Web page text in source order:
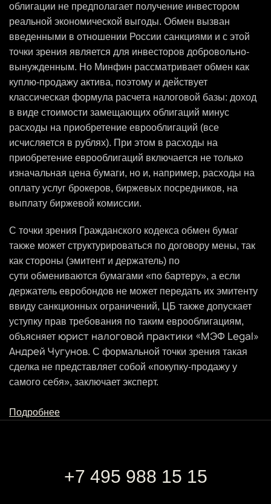
облигации не предполагает получение инвестором
реальной экономической выгоды. Обмен вызван
введенными в отношении России санкциями и с этой
точки зрения является для инвесторов добровольно-
вынужденным. Но Минфин рассматривает обмен как
куплю-продажу актива, поэтому и действует
классическая формула расчета налоговой базы: доход
в виде стоимости замещающих облигаций минус
расходы на приобретение еврооблигаций (все
исчисляется в рублях). При этом в расходы на
приобретение еврооблигаций включается не только
изначальная цена бумаги, но и, например, расходы на
оплату услуг брокеров, биржевых посредников, на
выплату биржевой комиссии.
С точки зрения Гражданского кодекса обмен бумаг
также может структурироваться по договору мены, так
как стороны (эмитент и держатель) по
сути обмениваются бумагами «по бартеру», а если
держатель евробондов не может передать их эмитенту
ввиду санкционных ограничений, ЦБ также допускает
уступку прав требования по таким еврооблигациям,
объясняет юрист налоговой практики «МЭФ Legal»
Андрей Чугунов. С формальной точки зрения такая
сделка не представляет собой «покупку-продажу у
самого себя», заключает эксперт.
Подробнее
+7 495 988 15 15